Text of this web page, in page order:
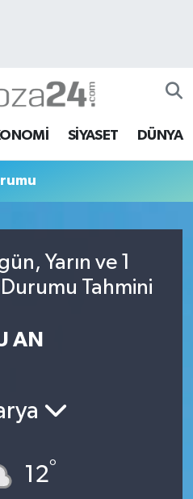
SİYASET DÜNYA
Yarın ve 1
Tahmini
AN
12°
Haritası